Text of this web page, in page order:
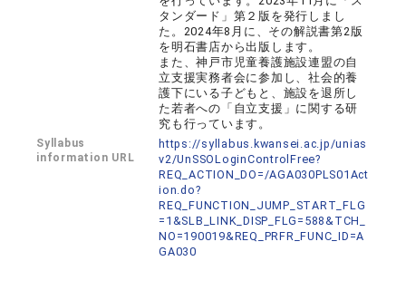
タンダード」第２版を発行しまし
た。2024年8月に、その解説書第2版
を明石書店から出版します。
また、神戸市児童養護施設連盟の自
立支援実務者会に参加し、社会的養
護下にいる子どもと、施設を退所し
た若者への「自立支援」に関する研
究も行っています。
Syllabus
information URL
https://syllabus.kwansei.ac.jp/unias
v2/UnSSOLoginControlFree?
REQ_ACTION_DO=/AGA030PLS01Act
ion.do?
REQ_FUNCTION_JUMP_START_FLG
=1&SLB_LINK_DISP_FLG=588&TCH_
NO=190019&REQ_PRFR_FUNC_ID=A
GA030